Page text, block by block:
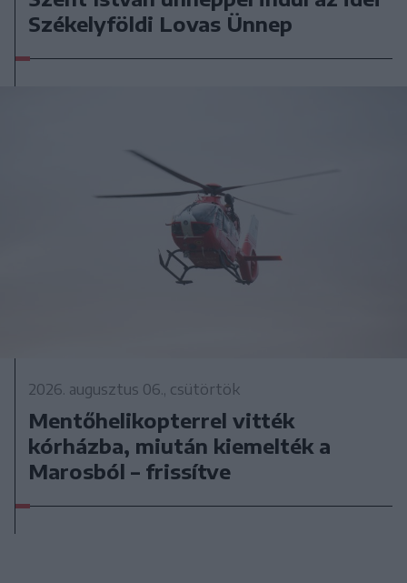
Székelyföldi Lovas Ünnep
2026. augusztus 06., csütörtök
Mentőhelikopterrel vitték
kórházba, miután kiemelték a
Marosból – frissítve